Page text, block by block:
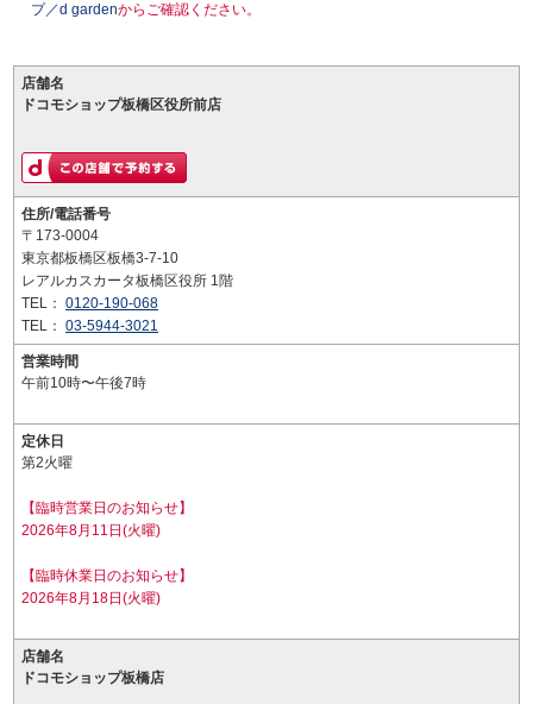
プ／d gardenからご確認ください。
店舗名
ドコモショップ板橋区役所前店
住所/電話番号
〒173-0004
東京都板橋区板橋3-7-10
レアルカスカータ板橋区役所 1階
TEL： 0120-190-068
TEL： 03-5944-3021
営業時間
午前10時〜午後7時
定休日
第2火曜
【臨時営業日のお知らせ】
2026年8月11日(火曜)
【臨時休業日のお知らせ】
2026年8月18日(火曜)
店舗名
ドコモショップ板橋店